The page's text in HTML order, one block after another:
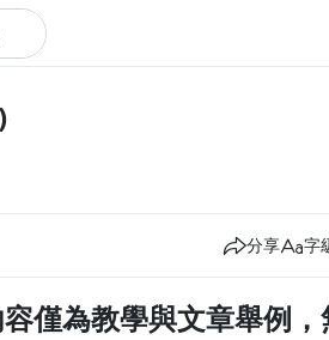
分享 字
僅為教學與文章舉例